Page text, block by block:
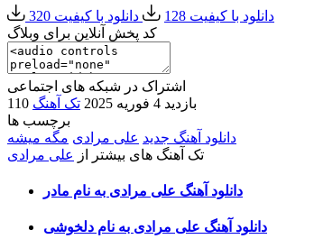
دانلود با کیفیت 128
دانلود با کیفیت 320
کد پخش آنلاین برای وبلاگ
اشتراک در شبکه های اجتماعی
110 بازدید 4 فوریه 2025
تک آهنگ
برچسب ها
دانلود آهنگ جدید علی مرادی مگه میشه
تک آهنگ های بیشتر از علی مرادی
دانلود آهنگ علی مرادی به نام مادر
دانلود آهنگ علی مرادی به نام دلخوشی